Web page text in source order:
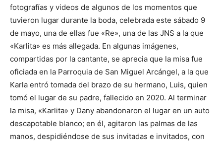
fotografías y videos de algunos de los momentos que
tuvieron lugar durante la boda, celebrada este sábado 9
de mayo, una de ellas fue «Re», una de las JNS a la que
«Karlita» es más allegada. En algunas imágenes,
compartidas por la cantante, se aprecia que la misa fue
oficiada en la Parroquia de San Miguel Arcángel, a la que
Karla entró tomada del brazo de su hermano, Luis, quien
tomó el lugar de su padre, fallecido en 2020. Al terminar
la misa, «Karlita» y Dany abandonaron el lugar en un auto
descapotable blanco; en él, agitaron las palmas de las
manos, despidiéndose de sus invitadas e invitados, con